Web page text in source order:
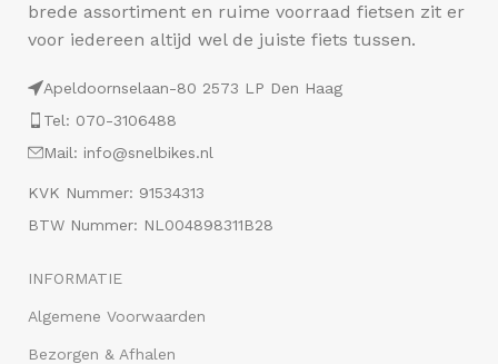
brede assortiment en ruime voorraad fietsen zit er
voor iedereen altijd wel de juiste fiets tussen.
Apeldoornselaan-80 2573 LP Den Haag
Tel: 070-3106488
Mail: info@snelbikes.nl
KVK Nummer: 91534313
BTW Nummer: NL004898311B28
INFORMATIE
Algemene Voorwaarden
Bezorgen & Afhalen